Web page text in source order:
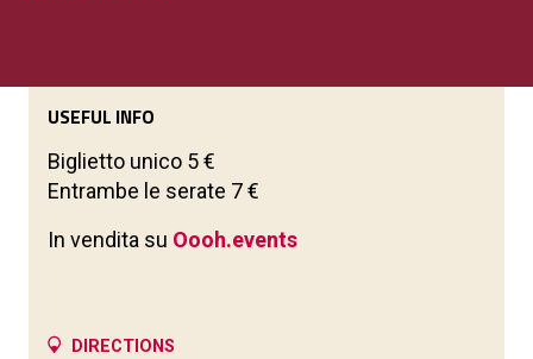
USEFUL INFO
Biglietto unico 5 €
Entrambe le serate 7 €
In vendita su Oooh.events
DIRECTIONS